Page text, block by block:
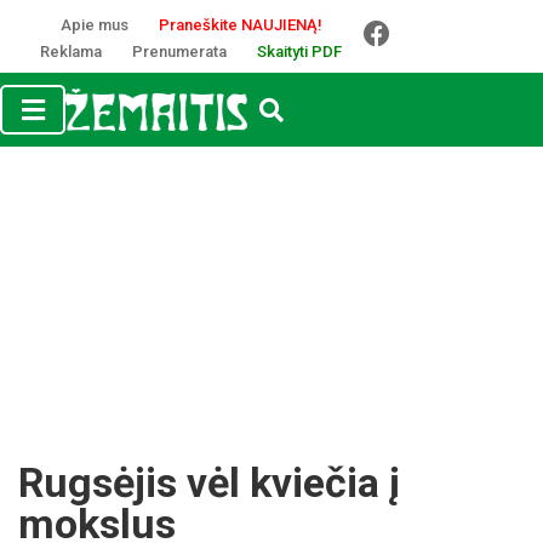
Apie mus
Praneškite NAUJIENĄ!
Reklama
Prenumerata Skaityti PDF
Rugsėjis vėl kviečia į
mokslus